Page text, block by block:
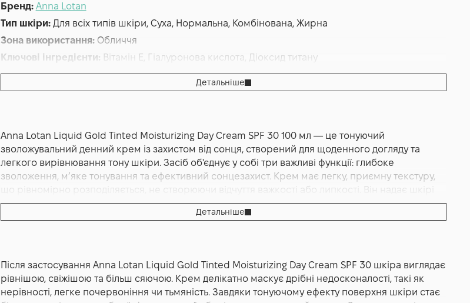
Бренд: Anna Lotan
Тип шкіри: Для всіх типів шкіри, Суха, Нормальна, Комбінована, Жирна
Зона використання: Обличчя
Ключові інгредієнти: Вітамін E, Гіалуронова кислота, Діоксид титану
Основна дія:Захист від сонця,З тоном,Зволоження
Форма випуску:Крем
Альтернативна назва:
Liguid Gold Денний крем з SPF 30 Потрійний ефект
Детальніше
Anna Lotan Liquid Gold Tinted Moisturizing Day Cream SPF 30 100 мл — це тонуючий
зволожувальний денний крем із захистом від сонця, створений для щоденного догляду та
легкого вирівнювання тону шкіри. Засіб об'єднує у собі три важливі функції: глибоке
зволоження, м’яке тонування та ефективний сонцезахист. Крем має легку, приємну текстуру,
що рівномірно розподіляється, не створюючи відчуття важкості або липкості. Він надає шкірі
природний відтінок, маскує дрібні недосконалості та вирівнює тон, зберігаючи при цьому
максимальну природність зовнішнього вигляду. Серія Liquid Gold створена для того, щоб
епідермісу, а також надають шкірі більш рівного та здорового вигляду. Завдяки SPF 30 крем
забезпечує надійний захист від ультрафіолету, що є особливо важливим для попередження
фотостаріння, появи пігментації та втрати еластичності. Засіб підходить для міських умов, коли
Детальніше
Після застосування Anna Lotan Liquid Gold Tinted Moisturizing Day Cream SPF 30 шкіра виглядає
рівнішою, свіжішою та більш сяючою. Крем делікатно маскує дрібні недосконалості, такі як
нерівності, легке почервоніння чи тьмяність. Завдяки тонуючому ефекту поверхня шкіри стає